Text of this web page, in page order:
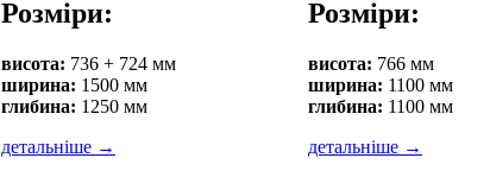
Розміри:
висота: 736 + 724 мм
ширина: 1500 мм
глибина: 1250 мм
детальніше →
Розміри:
висота: 766 мм
ширина: 1100 мм
глибина: 1100 мм
детальніше →